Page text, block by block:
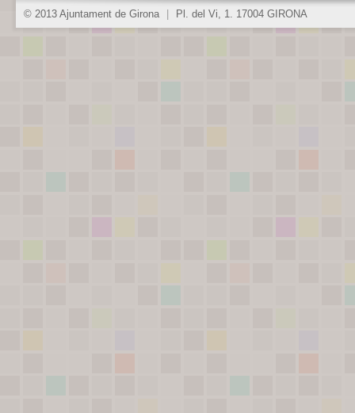
© 2013 Ajuntament de Girona Pl. del Vi, 1. 17004 GIRONA